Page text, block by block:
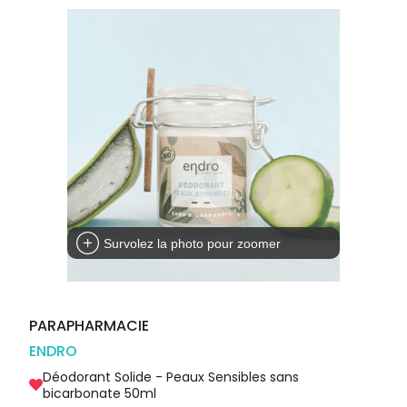
Compléments
CORPS-
Etendre
Solaire
Visage
VOTRE
LIGNE
Survolez la photo pour zoomer
PARAPHARMACIE
ENDRO
Déodorant Solide - Peaux Sensibles sans
bicarbonate 50ml